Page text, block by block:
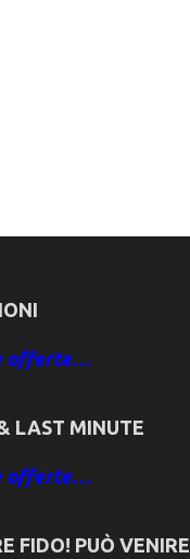
offerte…
LAST MINUTE
offerte…
FIDO! PUÒ VENIRE